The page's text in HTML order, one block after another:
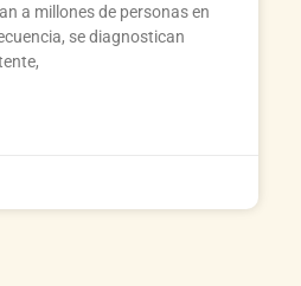
a millones de personas en
se diagnostican